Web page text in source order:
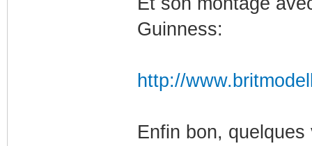
Guinness:
http://
Enfin bon,